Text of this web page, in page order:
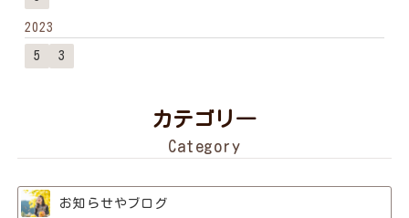
2023
5 3
カテゴリ―
Category
お知らせやブログ